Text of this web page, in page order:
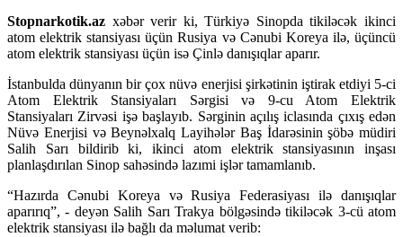
Stopnarkotik.az xəbər verir ki, Türkiyə Sinopda tikiləcək ikinci
atom elektrik stansiyası üçün Rusiya və Cənubi Koreya ilə, üçüncü
atom elektrik stansiyası üçün isə Çinlə danışıqlar aparır.
İstanbulda dünyanın bir çox nüvə enerjisi şirkətinin iştirak etdiyi 5-ci
Atom Elektrik Stansiyaları Sərgisi və 9-cu Atom Elektrik
Stansiyaları Zirvəsi işə başlayıb. Sərginin açılış iclasında çıxış edən
Nüvə Enerjisi və Beynəlxalq Layihələr Baş İdarəsinin şöbə müdiri
Salih Sarı bildirib ki, ikinci atom elektrik stansiyasının inşası
planlaşdırılan Sinop sahəsində lazımi işlər tamamlanıb.
“Hazırda Cənubi Koreya və Rusiya Federasiyası ilə danışıqlar
aparırıq”, - deyən Salih Sarı Trakya bölgəsində tikiləcək 3-cü atom
elektrik stansiyası ilə bağlı da məlumat verib: